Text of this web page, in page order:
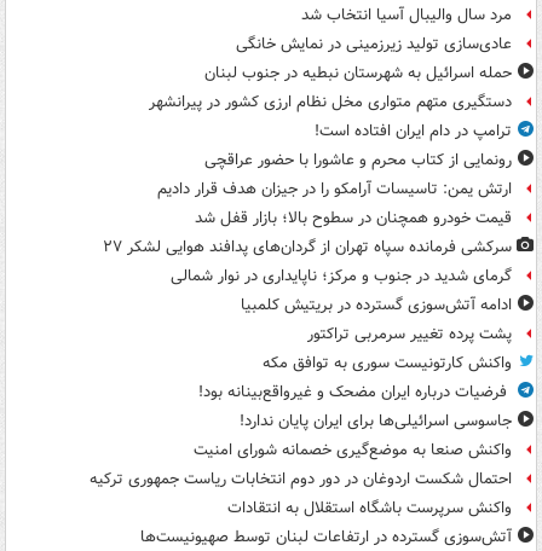
مرد سال والیبال آسیا انتخاب شد
عادی‌سازی تولید زیرزمینی در نمایش خانگی
حمله اسرائیل به شهرستان نبطیه در جنوب لبنان
دستگیری متهم متواری مخل نظام ارزی کشور در پیرانشهر
ترامپ در دام ایران افتاده است!
رونمایی از کتاب محرم و عاشورا با حضور عراقچی
ارتش یمن: تاسیسات آرامکو را در جیزان هدف قرار دادیم
قیمت خودرو همچنان در سطوح بالا؛ بازار قفل شد
سرکشی فرمانده سپاه تهران از گردان‌های پدافند هوایی لشکر ۲۷
گرمای شدید در جنوب و مرکز؛ ناپایداری در نوار شمالی
ادامه آتش‌سوزی گسترده در بریتیش کلمبیا
پشت پرده تغییر سرمربی تراکتور
واکنش کارتونیست سوری به توافق مکه
فرضیات درباره ایران مضحک و غیرواقع‌بینانه بود!
جاسوسی اسرائیلی‌ها برای ایران پایان ندارد!
واکنش صنعا به موضع‌گیری خصمانه شورای امنیت
احتمال شکست اردوغان در دور دوم انتخابات ریاست جمهوری ترکیه
واکنش سرپرست باشگاه استقلال به انتقادات
آتش‌سوزی گسترده در ارتفاعات لبنان توسط صهیونیست‌ها